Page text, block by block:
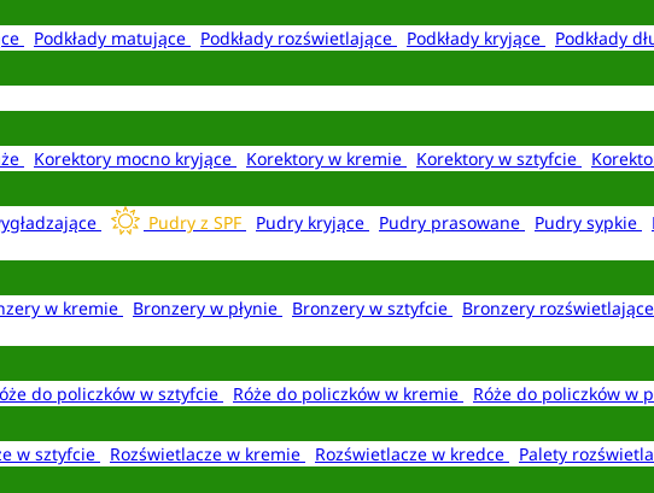
Podkłady matujące Podkłady rozświetlające Podkłady kryjące Podkłady
Korektory mocno kryjące Korektory w kremie Korektory w sztyfcie
Pudry z SPF Pudry kryjące Pudry prasowane Pudry sypkie
w kremie Bronzery w płynie Bronzery w sztyfcie Bronzery rozświetlające
do policzków w sztyfcie Róże do policzków w kremie Róże do policzków w
w sztyfcie Rozświetlacze w kremie Rozświetlacze w kredce
Palety